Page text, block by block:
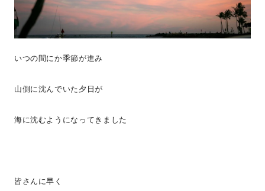
いつの間にか季節が進み
山側に沈んでいた夕日が
海に沈むようになってきました
皆さんに早く